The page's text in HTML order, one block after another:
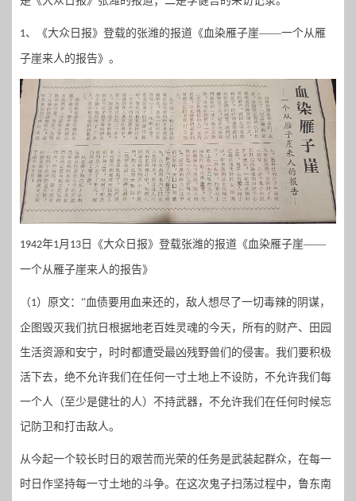
1、《大众日报》登载的张潍的报道《血染雁子崖——一个从雁
子崖来人的报告》。
1942年1月 13 日《大众日报》登载张潍的报道《血染雁子崖——
一个从雁子崖来人的报告》
（1）原文：“血债要用血来还的，敌人想尽了一切毒辣的阴谋，
企图毁灭我们抗日根据地老百姓灵魂的今天，所有的财产、田园
生活资源和安宁，时时都遭受最凶残野兽们的侵害。我们要积极
活下去，绝不允许我们在任何一寸土地上不设防，不允许我们每
一个人（至少是健壮的人）不持武器，不允许我们在任何时候忘
记防卫和打击敌人。
从今起一个较长时日的艰苦而光荣的任务是武装起群众，在每一
时日作坚持每一寸土地的斗争。在这次鬼子扫荡过程中，鲁东南